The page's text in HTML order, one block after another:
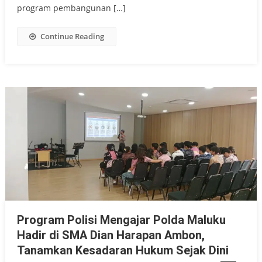
program pembangunan […]
Continue Reading
Program Polisi Mengajar Polda Maluku
Hadir di SMA Dian Harapan Ambon,
Tanamkan Kesadaran Hukum Sejak Dini